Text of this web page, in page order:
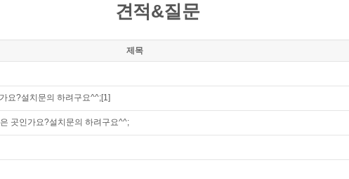
견적&질문
제목
요?설치문의 하려구요^^;[1]
곳인가요?설치문의 하려구요^^;